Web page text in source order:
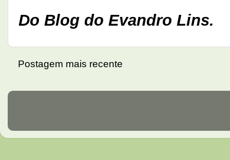
Do Blog do Evandro Lins.
Postagem mais recente